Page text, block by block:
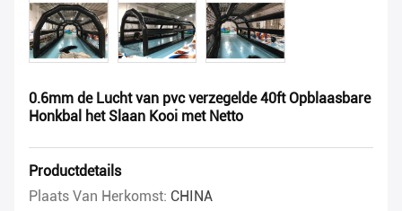
0.6mm de Lucht van pvc verzegelde 40ft Opblaasbare
Honkbal het Slaan Kooi met Netto
Productdetails
Plaats Van Herkomst: CHINA